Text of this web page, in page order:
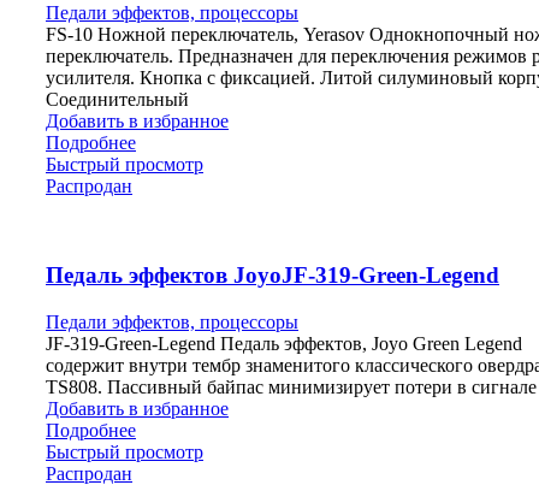
Педали эффектов, процессоры
FS-10 Ножной переключатель, Yerasov Однокнопочный
переключатель. Предназначен для переключения режимов
усилителя. Кнопка с фиксацией. Литой силуминовый
Соединительный
Добавить в избранное
Подробнее
Быстрый просмотр
Распродан
Педаль эффектов JoyoJF-319-Green-Legend
Педали эффектов, процессоры
JF-319-Green-Legend Педаль эффектов, Joyo Green Legend
содержит внутри тембр знаменитого классического
TS808. Пассивный байпас минимизирует потери в сигнале
Добавить в избранное
Подробнее
Быстрый просмотр
Распродан